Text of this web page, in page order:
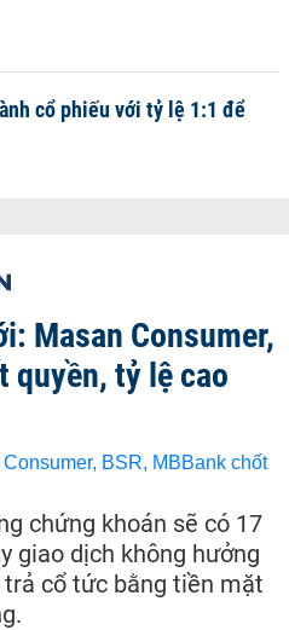
cổ phiếu với tỷ lệ 1:1 để
Masan Consumer,
quyền, tỷ lệ cao
chứng khoán sẽ có 17
giao dịch không hưởng
cổ tức bằng tiền mặt